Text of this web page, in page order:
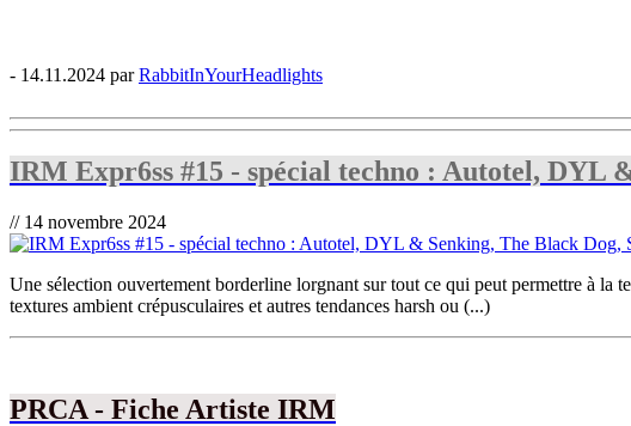
- 14.11.2024 parRabbitInYourHeadlights
IRM Expr6ss #15 - spécial techno : Autotel, DYL
// 14 novembre 2024
Une sélection ouvertement borderline lorgnant sur tout ce qui peut permettre à la
textures ambient crépusculaires et autres tendances harsh ou (...)
PRCA - Fiche Artiste IRM